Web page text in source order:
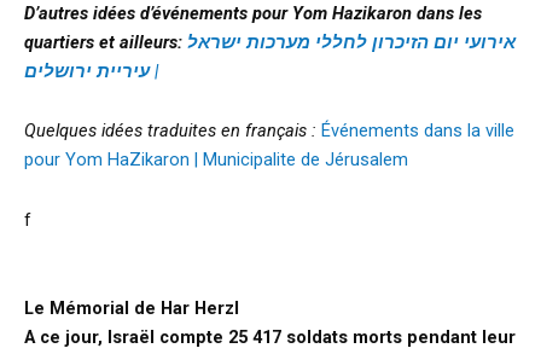
D’autres idées d’événements pour Yom Hazikaron dans les
quartiers et ailleurs: אירועי יום הזיכרון לחללי מערכות ישראל
| עיריית ירושלים
Quelques idées traduites en français : Événements dans la ville
pour Yom HaZikaron | Municipalite de Jérusalem
f
Le Mémorial de Har Herzl
A ce jour, Israël compte 25 417 soldats morts pendant leur